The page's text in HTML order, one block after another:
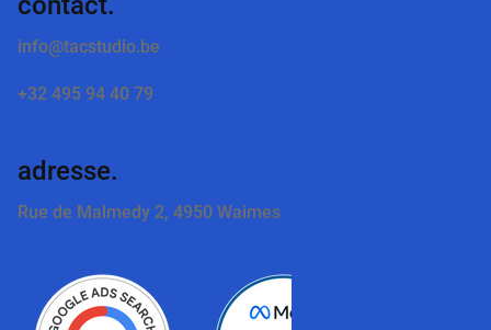
adresse.
Rue de Malmedy 2, 4950 Waimes
info@tacstudio.be
+32 495 94 40 79